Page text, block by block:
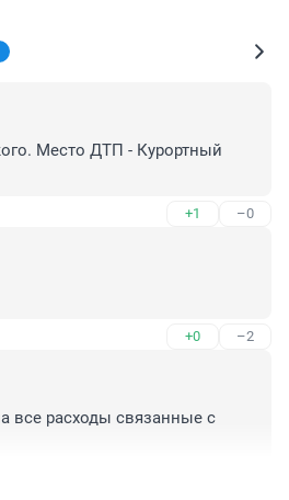
Место ДТП - Курортный
+1 –0
+0 –2
все расходы связанные с